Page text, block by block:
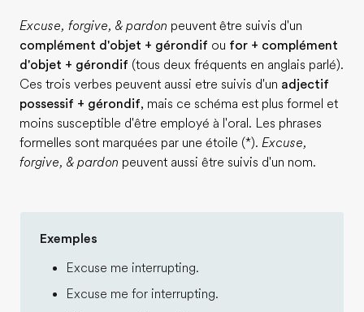
Bureaux
Trouver un bureau
A propos de nous
Qui sommes-nous ?
EF recrute
Excuse, forgive, & pardon peuvent être suivis d'un
complément d'objet + gérondif ou for + complément
d'objet + gérondif (tous deux fréquents en anglais parlé).
Ces trois verbes peuvent aussi etre suivis d'un adjectif
possessif + gérondif, mais ce schéma est plus formel et
moins susceptible d'être employé à l'oral. Les phrases
formelles sont marquées par une étoile (*). Excuse,
forgive, & pardon peuvent aussi être suivis d'un nom.
Exemples
Excuse me interrupting.
Excuse me for interrupting.